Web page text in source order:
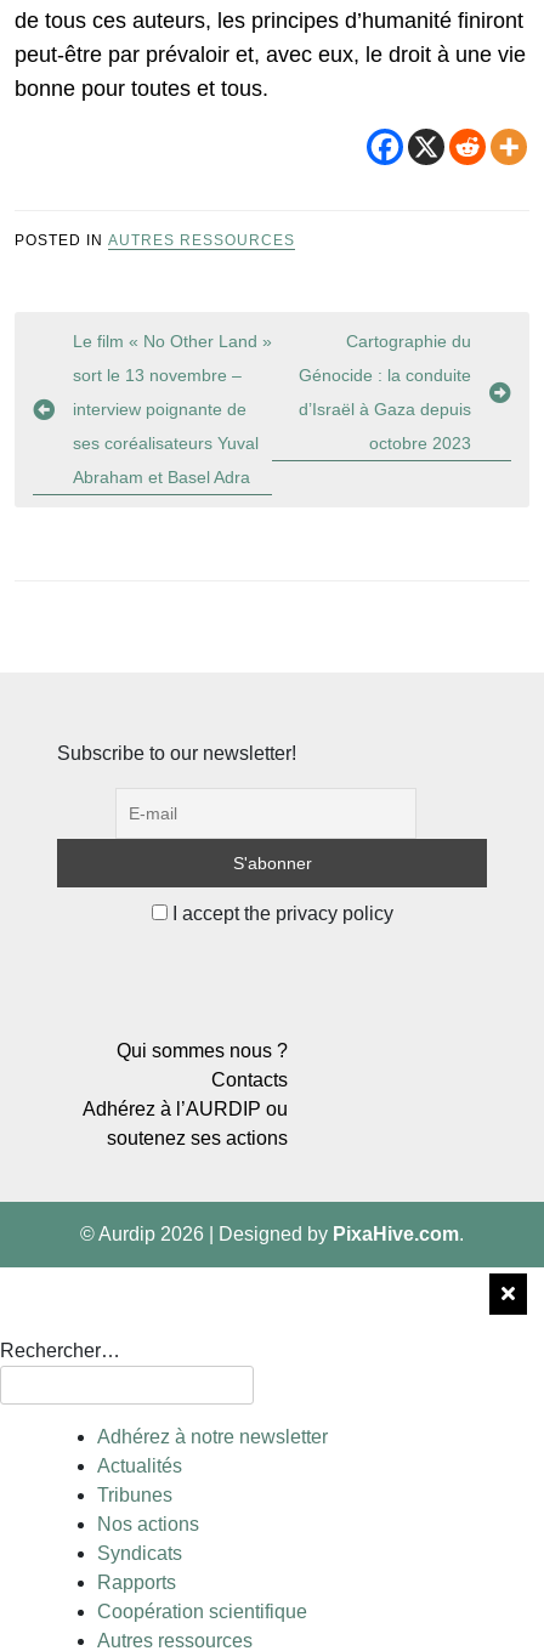
de tous ces auteurs, les principes d’humanité finiront
peut-être par prévaloir et, avec eux, le droit à une vie
bonne pour toutes et tous.
POSTED IN AUTRES RESSOURCES
Navigation
l’article
Le film « No Other Land »
sort le 13 novembre –
interview poignante de
ses coréalisateurs Yuval
Abraham et Basel Adra
Cartographie du
Génocide : la conduite
d’Israël à Gaza depuis
octobre 2023
Subscribe to our newsletter!
I accept the privacy policy
Qui sommes nous ?
Contacts
Adhérez à l’AURDIP ou
soutenez ses actions
© Aurdip 2026 Designed by PixaHive.com.
Rechercher…
Adhérez à notre newsletter
Actualités
Tribunes
Nos actions
Syndicats
Rapports
Coopération scientifique
Autres ressources